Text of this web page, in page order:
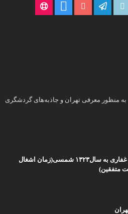
سایت تهران شناسی در سال ۱۳۹۵ به منظور معرفی تهران و جاذبه‌های گردشگری
نقشه محمد غفاری به سال۱۳۲۳ شمسی(زمان اشغال
متفقین)